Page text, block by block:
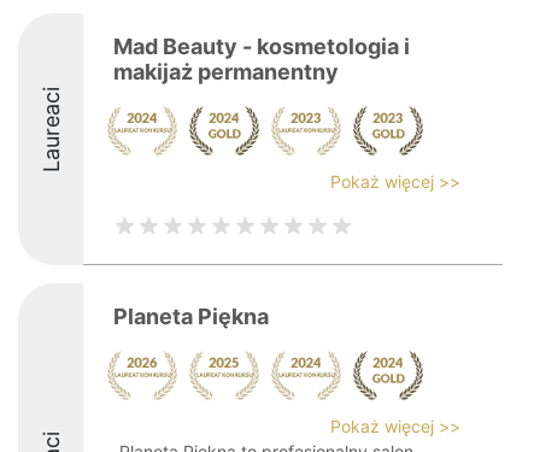
Laureaci
Mad Beauty - kosmetologia i
makijaż permanentny
Pokaż więcej >>
Planeta Piękna
Pokaż więcej >>